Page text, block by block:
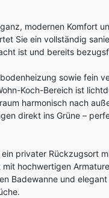
modernen Komfort
Sie ein vollständig
ist und bereits
sowie fein
Koch-Bereich ist
harmonisch nach
direkt ins Grüne –
privater Rückzugsort
hochwertigen
Badewanne und